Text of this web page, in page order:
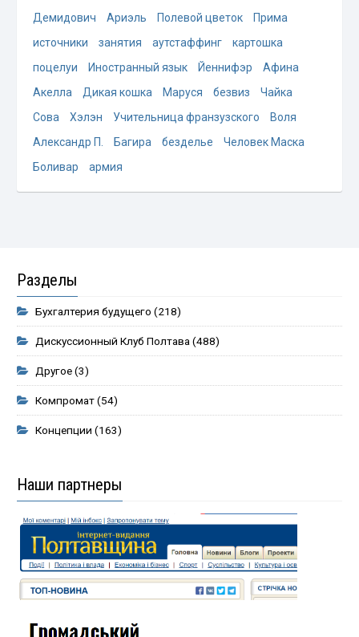
Демидович
Ариэль Полевой цветок
Прима
источники
занятия аутстаффинг
картошка
поцелуи
Иностранный язык Йеннифэр
Афина
Акелла
Дикая кошка Маруся безвиз
Чайка
Сова
Хэлэн Учительница франзузского
Воля
Александр П.
Багира безделье
Человек Маска
Боливар
армия
Разделы
Бухгалтерия будущего (218)
Дискуссионный Клуб Полтава (488)
Другое(3)
Компромат(54)
Концепции (163)
Наши партнеры